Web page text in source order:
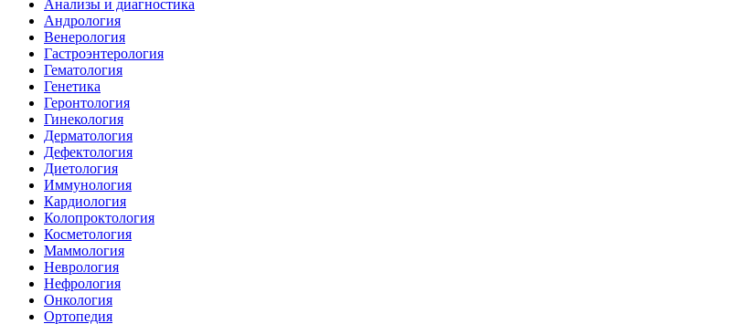
Анализы и диагностика
Андрология
Венерология
Гастроэнтерология
Гематология
Генетика
Геронтология
Гинекология
Дерматология
Дефектология
Диетология
Иммунология
Кардиология
Колопроктология
Косметология
Маммология
Неврология
Нефрология
Онкология
Ортопедия